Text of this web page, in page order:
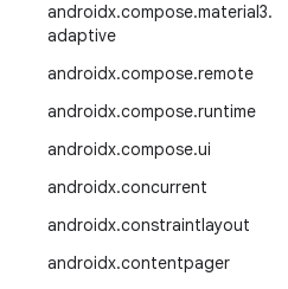
androidx.compose.material3.
adaptive
androidx.compose.remote
androidx.compose.runtime
androidx.compose.ui
androidx.concurrent
androidx.constraintlayout
androidx.contentpager